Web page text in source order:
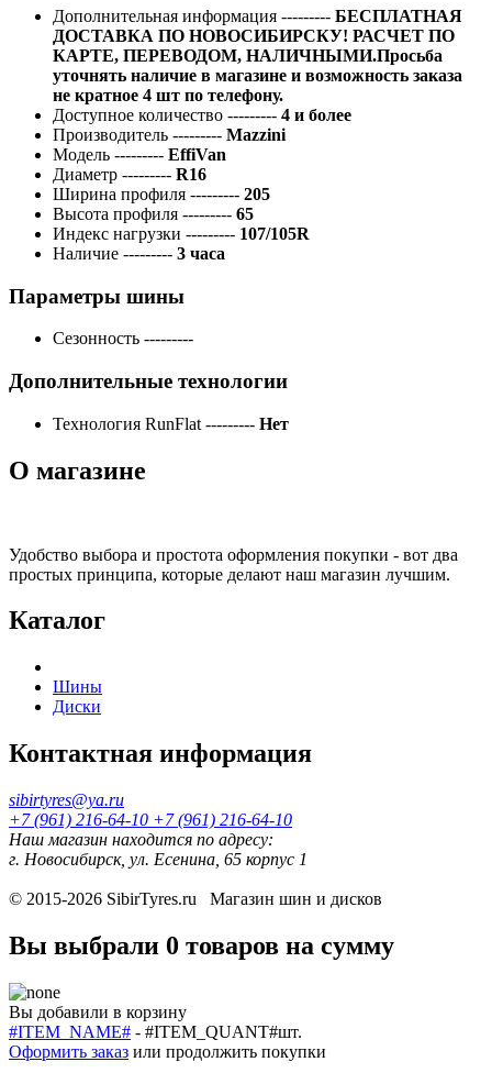
Дополнительная информация --------- БЕСПЛАТНАЯ
ДОСТАВКА ПО НОВОСИБИРСКУ! РАСЧЕТ ПО
КАРТЕ, ПЕРЕВОДОМ, НАЛИЧНЫМИ.Просьба
уточнять наличие в магазине и возможность заказа
не кратное 4 шт по телефону.
Доступное количество --------- 4 и более
Производитель --------- Mazzini
Модель --------- EffiVan
Диаметр --------- R16
Ширина профиля --------- 205
Высота профиля --------- 65
Индекс нагрузки --------- 107/105R
Наличие --------- 3 часа
Параметры шины
Сезонность ---------
Дополнительные технологии
Технология RunFlat --------- Нет
О магазине
Удобство выбора и простота оформления покупки - вот два
простых принципа, которые делают наш магазин лучшим.
Каталог
Шины
Диски
Контактная информация
sibirtyres@ya.ru
+7 (961) 216-64-10 +7 (961) 216-64-10
Наш магазин находится по адресу:
г. Новосибирск, ул. Есенина, 65 корпус 1
© 2015-2026 SibirTyres.ru Магазин шин и дисков
Вы выбрали 0 товаров на сумму
Вы добавили в корзину
#ITEM_NAME# - #ITEM_QUANT#шт.
Оформить заказ или продолжить покупки